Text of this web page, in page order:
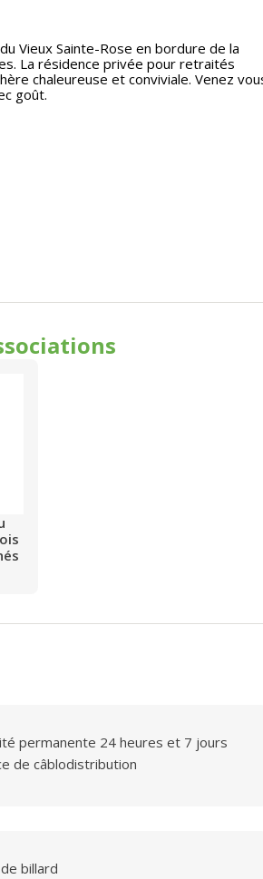
Vieux Sainte-Rose en bordure de la
La résidence privée pour retraités
chaleureuse et conviviale. Venez
goût.
permanente 24 heures et 7 jours
de câblodistribution
billard